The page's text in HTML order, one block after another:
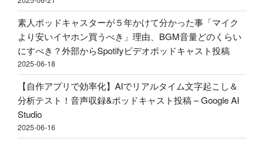
キ
ャ
ス
ト
投
稿"
の
の
ム
ア
リ
エ
ク
で
買
っ
て
み
素人ポッドキャスターが５年かけて分かった事「マイク
より安いイヤホン買うべき」理由、BGM音量どのくらい
にすべき？外部からSpotifyビデオポッドキャスト投稿
2025-06-18
【自作アプリで効率化】AIでリアルタイム文字起こし＆
分析テスト！音声収録&ポッドキャスト投稿 – Google AI
Studio
2025-06-16